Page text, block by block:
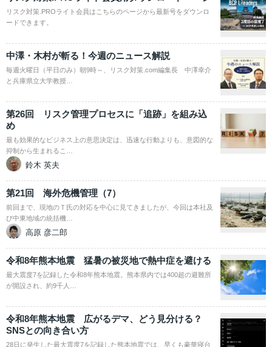
リスク対策.PROライト会員はこちらのページから最新号をダウンロ
ードできます。
中澤・木村が斬る！今週のニュース解説
毎週火曜日（平日のみ）朝9時～、リスク対策.com編集長 中澤幸介
と兵庫県立大学教授…
第26回 リスク管理プロセスに「追跡」を組み込
め
最も効果的なビジネス上の意思決定は、迅速な行動よりも、意図的な
抑制から生まれるこ…
鈴木 英夫
第21回 海外危機管理（7）
前回まで、現地のＴ氏の対応を中心に見てきましたが、今回は本社及
び中東地域の統括機…
高原 彦二郎
令和8年熊本地震 猛暑の被災地で熱中症を避ける
最大震度7を記録した令和8年熊本地震。熊本県内では400超の避難所
が開設され、約9千人…
令和8年熊本地震 広がるデマ、どう見分ける？
SNSとの向き合い方
28日に発生した最大震度7を記録した熊本地震では、早くも豪華寝台